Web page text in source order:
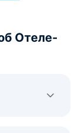
Отеле-